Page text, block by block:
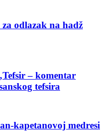
odlazak na hadž
– komentar
tefsira
kapetanovoj medresi